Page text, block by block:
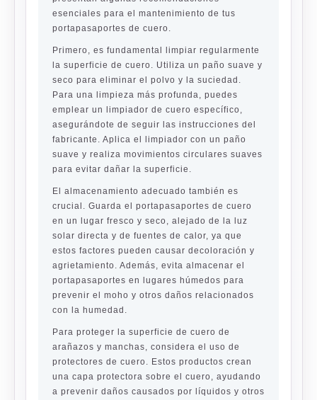
esenciales para el mantenimiento de tus
portapasaportes de cuero.
Primero, es fundamental limpiar regularmente
la superficie de cuero. Utiliza un paño suave y
seco para eliminar el polvo y la suciedad.
Para una limpieza más profunda, puedes
emplear un limpiador de cuero específico,
asegurándote de seguir las instrucciones del
fabricante. Aplica el limpiador con un paño
suave y realiza movimientos circulares suaves
para evitar dañar la superficie.
El almacenamiento adecuado también es
crucial. Guarda el portapasaportes de cuero
en un lugar fresco y seco, alejado de la luz
solar directa y de fuentes de calor, ya que
estos factores pueden causar decoloración y
agrietamiento. Además, evita almacenar el
portapasaportes en lugares húmedos para
prevenir el moho y otros daños relacionados
con la humedad.
Para proteger la superficie de cuero de
arañazos y manchas, considera el uso de
protectores de cuero. Estos productos crean
una capa protectora sobre el cuero, ayudando
a prevenir daños causados por líquidos y otros